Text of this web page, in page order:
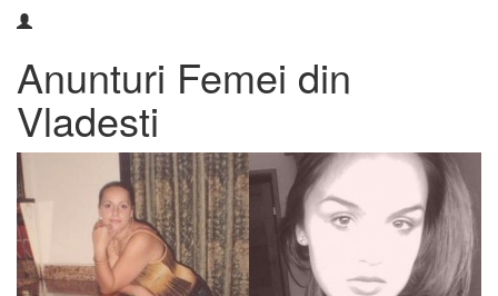
Anunturi Femei din
Vladesti